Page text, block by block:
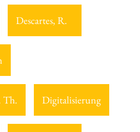
Descartes, R.
Th. Digitalisierung